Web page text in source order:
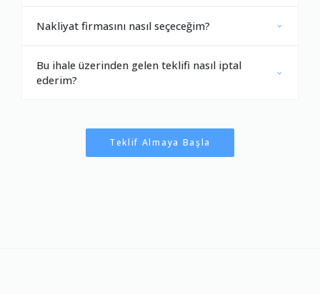
Nakliyat firmasını nasıl seçeceğim?
Bu ihale üzerinden gelen teklifi nasıl iptal
ederim?
Teklif Almaya Başla